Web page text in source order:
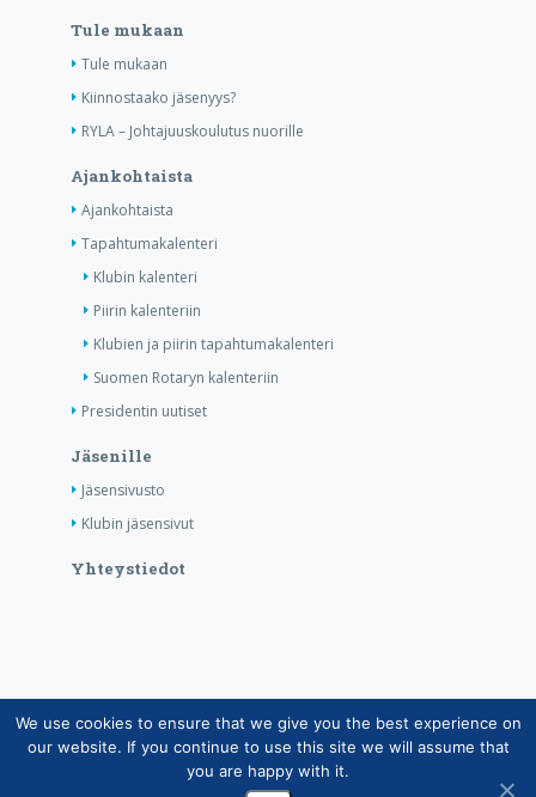
Tule mukaan
Tule mukaan
Kiinnostaako jäsenyys?
RYLA – Johtajuuskoulutus nuorille
Ajankohtaista
Ajankohtaista
Tapahtumakalenteri
Klubin kalenteri
Piirin kalenteriin
Klubien ja piirin tapahtumakalenteri
Suomen Rotaryn kalenteriin
Presidentin uutiset
Jäsenille
Jäsensivusto
Klubin jäsensivut
Yhteystiedot
Copyright © Suomen Rotarypalvelu ry 2026 |
Jäsentietojärjestelmän tietosuojaseloste|Henkilötietojen
käsittely Rotarytoiminnassa
We use cookies to ensure that we give you the best experience on
our website. If you continue to use this site we will assume that
you are happy with it.